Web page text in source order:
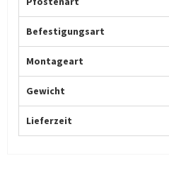
Befestigungsart
Montageart
Gewicht
Lieferzeit